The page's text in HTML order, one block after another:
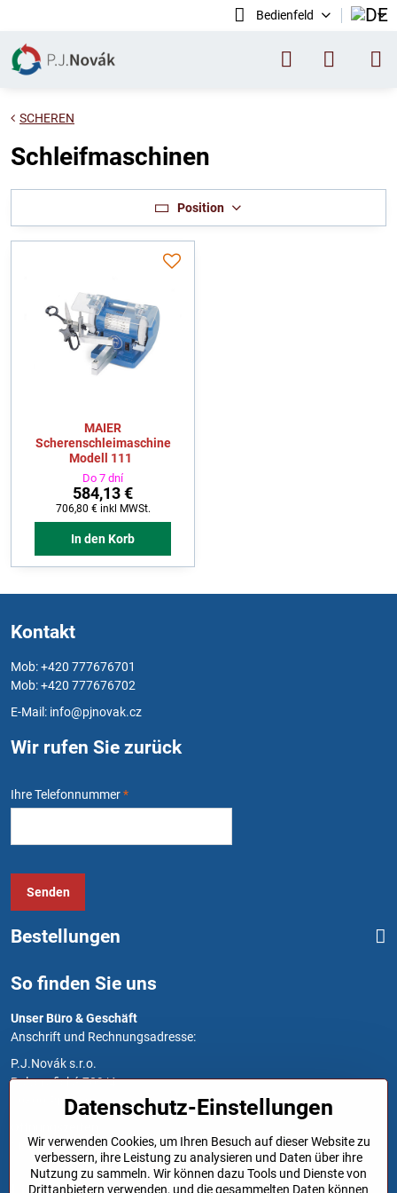
Bedienfeld
SCHEREN
Schleifmaschinen
Position
MAIER
Scherenschleimaschine
Modell 111
Do 7 dní
584,13 €
706,80 € inkl MWSt.
In den Korb
Kontakt
Mob: +420 777676701
Mob: +420 777676702
E-Mail: info@pjnovak.cz
Wir rufen Sie zurück
Ihre Telefonnummer*
Senden
Bestellungen
So finden Sie uns
Unser Büro & Geschäft
Anschrift und Rechnungsadresse:
P.J.Novák s.r.o.
Polygrafická 709/4
10800 Prag 10
Montag bis Freitag: 7:00 - 15:30
Datenschutz-Einstellungen
Wir verwenden Cookies, um Ihren Besuch auf dieser Website zu
verbessern, ihre Leistung zu analysieren und Daten über ihre
Nutzung zu sammeln. Wir können dazu Tools und Dienste von
Drittanbietern verwenden, und die gesammelten Daten können